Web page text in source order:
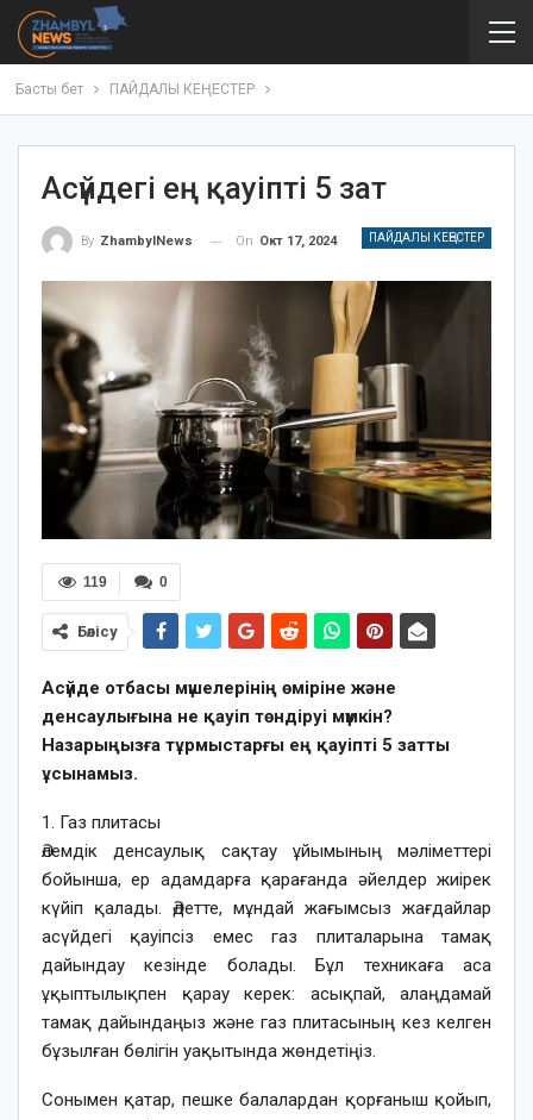
Басты бет ПАЙДАЛЫ КЕҢЕСТЕР
Асүйдегі ең қауіпті 5 зат
ПАЙДАЛЫ КЕҢЕСТЕР
By ZhambylNews On Окт 17, 2024
0
119
Бөлісу
Асүйде отбасы мүшелерінің өміріне және
денсаулығына не қауіп төндіруі мүмкін?
Назарыңызға тұрмыстарғы ең қауіпті 5 затты
ұсынамыз.
1. Газ плитасы
Әлемдік денсаулық сақтау ұйымының мәліметтері
бойынша, ер адамдарға қарағанда әйелдер жиірек
күйіп қалады. Әдетте, мұндай жағымсыз жағдайлар
асүйдегі қауіпсіз емес газ плиталарына тамақ
дайындау кезінде болады. Бұл техникаға аса
ұқыптылықпен қарау керек: асықпай, алаңдамай
тамақ дайындаңыз және газ плитасының кез келген
бұзылған бөлігін уақытында жөндетіңіз.
Сонымен қатар, пешке балалардан қорғаныш қойып,